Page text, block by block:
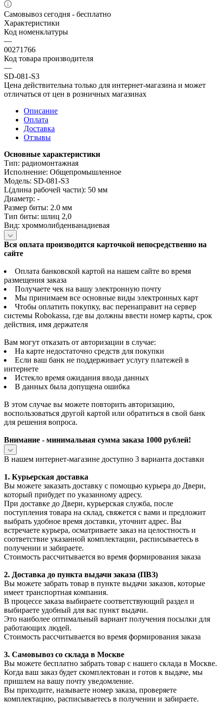
Самовывоз сегодня - бесплатно
Характеристики
Код номенклатуры
—
00271766
Код товара производителя
—
SD-081-S3
Цена действительна только для интернет-магазина и может
отличаться от цен в розничных магазинах
Описание
Оплата
Доставка
Отзывы
Основные характеристики
Тип: радиомонтажная
Исполнение: Общепромышленное
Модель: SD-081-S3
L(длина рабочей части): 50 мм
Диаметр: -
Размер биты: 2.0 мм
Тип биты: шлиц 2,0
Вид: хроммолибденванадиевая
Вся оплата производится карточкой непосредственно на
сайте
Оплата банковской картой на нашем сайте во время
размещения заказа
Получаете чек на вашу электронную почту
Мы принимаем все основные виды электронных карт
Чтобы оплатить покупку, вас перенаправит на сервер
системы Robokassa, где вы должны ввести номер карты, срок
действия, имя держателя
Вам могут отказать от авторизации в случае:
На карте недостаточно средств для покупки
Если ваш банк не поддерживает услугу платежей в
интернете
Истекло время ожидания ввода данных
В данных была допущена ошибка
В этом случае вы можете повторить авторизацию,
воспользоваться другой картой или обратиться в свой банк
для решения вопроса.
Внимание - минимальная сумма заказа 1000 рублей!
В нашем интернет-магазине доступно 3 варианта доставки
1. Курьерская доставка
Вы можете заказать доставку с помощью курьера до Двери,
который прибудет по указанному адресу.
При доставке до Двери, курьерская служба, после
поступления товара на склад, свяжется с вами и предложит
выбрать удобное время доставки, уточнит адрес. Вы
встречаете курьера, осматриваете заказ на целостность и
соответствие указанной комплектации, расписываетесь в
получении и забираете.
Стоимость рассчитывается во время формирования заказа
2. Доставка до пункта выдачи заказа (ПВЗ)
Вы можете забрать товар в пункте выдачи заказов, которые
имеет транспортная компания.
В процессе заказа выбираете соответствующий раздел и
выбираете удобный для вас пункт выдачи.
Это наиболее оптимальный вариант получения посылки для
работающих людей.
Стоимость рассчитывается во время формирования заказа
3. Самовывоз со склада в Москве
Вы можете бесплатно забрать товар с нашего склада в Москве.
Когда ваш заказ будет скомплектован и готов к выдаче, мы
пришлем на вашу почту уведомление.
Вы приходите, называете номер заказа, проверяете
комплектацию, расписываетесь в получении и забираете.